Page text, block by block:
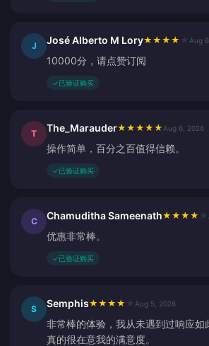
J José Alberto M Lory★ ★ ★ ★ Aug
10000分，请点赞订阅
✓已验证购买
T The_Marauder★ ★ ★ ★ ★ Aug 6, 2026
操作简单，百分之百值得信赖。
✓已验证购买
C Chamuditha Sameenath★ ★ ★ ★
优惠非常棒。
✓已验证购买
S Semphis★ ★ ★ ★ Aug 5, 2026
非常棒的体验，我从未遇到过响应如
真的很在意我的满意度。